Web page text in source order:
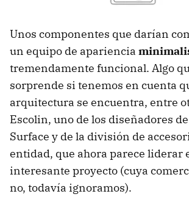
Unos componentes que darían
un equipo de apariencia
tremendamente funcional. Algo
sorprende si tenemos en cuenta
arquitectura se encuentra, entre
Escolin, uno de los diseñadores
Surface y de la división de
entidad, que ahora parece liderar
interesante proyecto (cuya
no, todavía ignoramos).